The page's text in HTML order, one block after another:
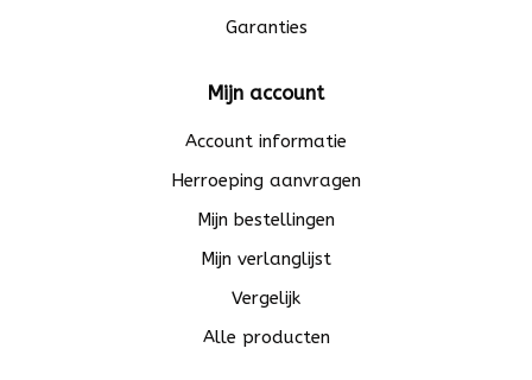
Garanties
Mijn account
Account informatie
Herroeping aanvragen
Mijn bestellingen
Mijn verlanglijst
Vergelijk
Alle producten